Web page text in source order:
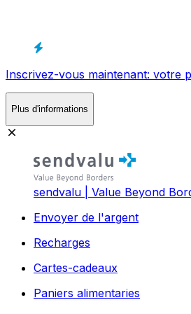
Inscrivez-vous maintenant: votre
Plus d'informations
sendvalu | Value Beyond
Envoyer de l'argent
Recharges
Cartes-cadeaux
Paniers alimentaries